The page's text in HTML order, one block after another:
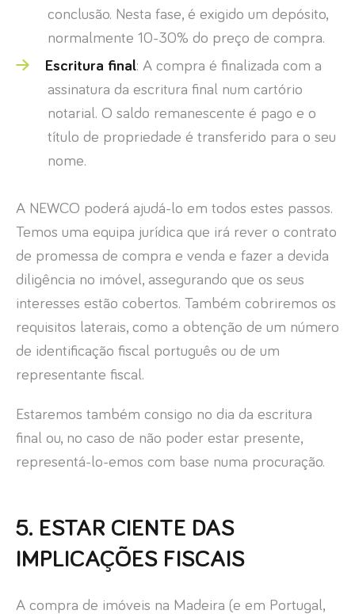
conclusão. Nesta fase, é exigido um depósito,
normalmente 10-30% do preço de compra.
Escritura final: A compra é finalizada com a
assinatura da escritura final num cartório
notarial. O saldo remanescente é pago e o
título de propriedade é transferido para o seu
nome.
A NEWCO poderá ajudá-lo em todos estes passos.
Temos uma equipa jurídica que irá rever o contrato
de promessa de compra e venda e fazer a devida
diligência no imóvel, assegurando que os seus
interesses estão cobertos. Também cobriremos os
requisitos laterais, como a obtenção de um número
de identificação fiscal português ou de um
representante fiscal.
Estaremos também consigo no dia da escritura
final ou, no caso de não poder estar presente,
representá-lo-emos com base numa procuração.
5. ESTAR CIENTE DAS
IMPLICAÇÕES FISCAIS
A compra de imóveis na Madeira (e em Portugal,